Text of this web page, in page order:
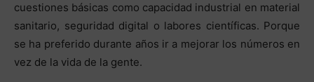
cuestiones básicas como capacidad industrial en material
sanitario, seguridad digital o labores científicas. Porque
se ha preferido durante años ir a mejorar los números en
vez de la vida de la gente.